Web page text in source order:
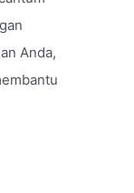
Anda,